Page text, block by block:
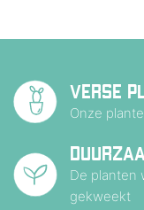
VERSE
Onze
De planten
gekweekt